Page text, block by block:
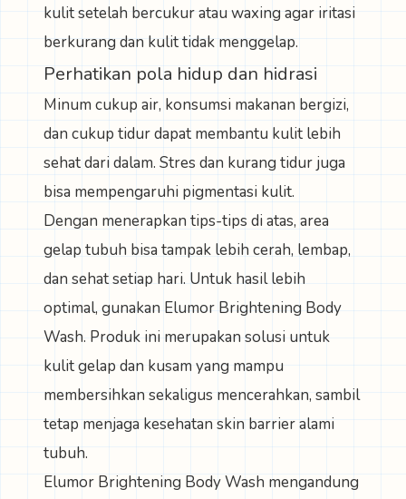
kulit setelah bercukur atau waxing agar iritasi
berkurang dan kulit tidak menggelap.
Perhatikan pola hidup dan hidrasi
Minum cukup air, konsumsi makanan bergizi,
dan cukup tidur dapat membantu kulit lebih
sehat dari dalam. Stres dan kurang tidur juga
bisa mempengaruhi pigmentasi kulit.
Dengan menerapkan tips-tips di atas, area
gelap tubuh bisa tampak lebih cerah, lembap,
dan sehat setiap hari. Untuk hasil lebih
optimal, gunakan Elumor Brightening Body
Wash. Produk ini merupakan solusi untuk
kulit gelap dan kusam yang mampu
membersihkan sekaligus mencerahkan, sambil
tetap menjaga kesehatan skin barrier alami
tubuh.
Elumor Brightening Body Wash mengandung